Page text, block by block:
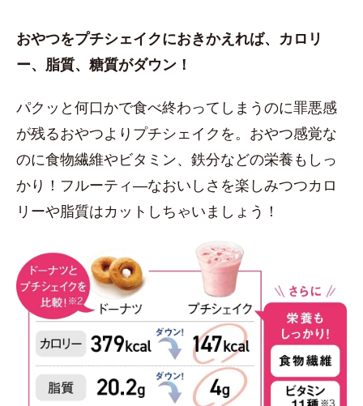
おやつをプチシェイクにおきかえれば、カロリ
ー、脂質、糖質がダウン！
パクッと何口かで食べ終わってしまうのに罪悪感
が残るおやつよりプチシェイクを。おやつ感覚な
のに食物繊維やビタミン、鉄分などの栄養もしっ
かり！フルーティ―なおいしさを楽しみつつカロ
リーや脂質はカットしちゃいましょう！